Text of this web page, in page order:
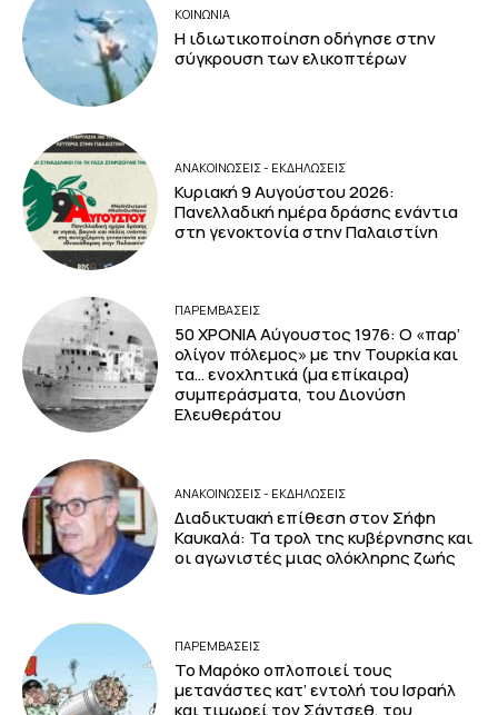
ΚΟΙΝΩΝΙΑ
Η ιδιωτικοποίηση οδήγησε στην
σύγκρουση των ελικοπτέρων
ΑΝΑΚΟΙΝΩΣΕΙΣ - ΕΚΔΗΛΩΣΕΙΣ
Κυριακή 9 Αυγούστου 2026:
Πανελλαδική ημέρα δράσης ενάντια
στη γενοκτονία στην Παλαιστίνη
ΠΑΡΕΜΒΑΣΕΙΣ
50 ΧΡΟΝΙΑ Αύγουστος 1976: Ο «παρ’
ολίγον πόλεμος» με την Τουρκία και
τα… ενοχλητικά (μα επίκαιρα)
συμπεράσματα, του Διονύση
Ελευθεράτου
ΑΝΑΚΟΙΝΩΣΕΙΣ - ΕΚΔΗΛΩΣΕΙΣ
Διαδικτυακή επίθεση στον Σήφη
Καυκαλά: Τα τρολ της κυβέρνησης και
οι αγωνιστές μιας ολόκληρης ζωής
ΠΑΡΕΜΒΑΣΕΙΣ
Το Μαρόκο οπλοποιεί τους
μετανάστες κατ’ εντολή του Ισραήλ
και τιμωρεί τον Σάντσεθ, του